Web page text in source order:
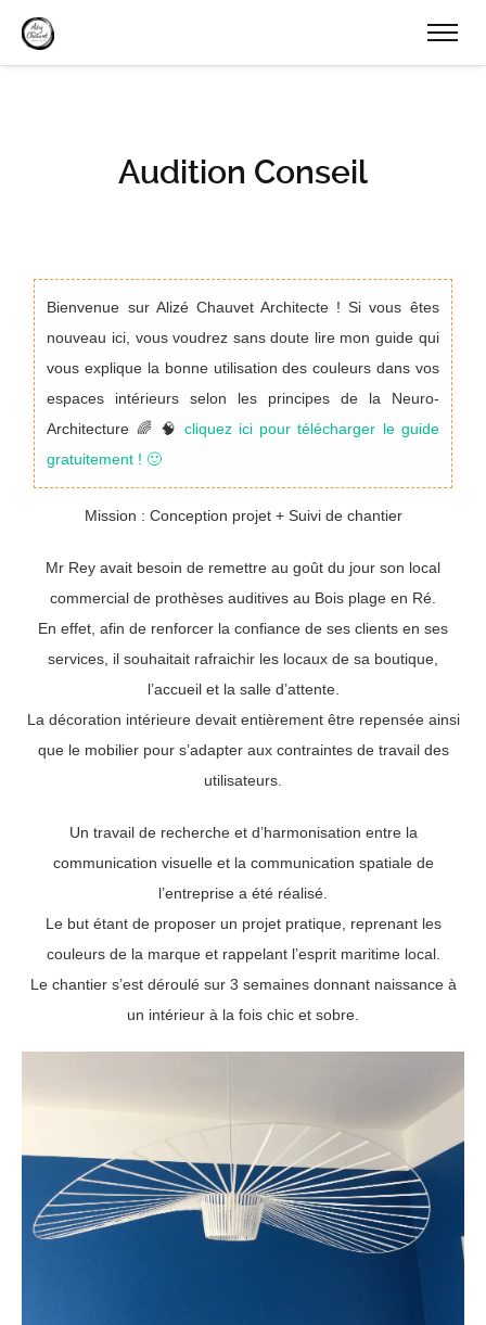
Audition Conseil
Bienvenue sur Alizé Chauvet Architecte ! Si vous êtes
nouveau ici, vous voudrez sans doute lire mon guide qui
vous explique la bonne utilisation des couleurs dans vos
espaces intérieurs selon les principes de la Neuro-
Architecture 🌈 🧠 cliquez ici pour télécharger le guide
gratuitement ! 🙂
Mission : Conception projet + Suivi de chantier
Mr Rey avait besoin de remettre au goût du jour son local
commercial de prothèses auditives au Bois plage en Ré.
En effet, afin de renforcer la confiance de ses clients en ses
services, il souhaitait rafraichir les locaux de sa boutique,
l’accueil et la salle d’attente.
La décoration intérieure devait entièrement être repensée ainsi
que le mobilier pour s’adapter aux contraintes de travail des
utilisateurs.
Un travail de recherche et d’harmonisation entre la
communication visuelle et la communication spatiale de
l’entreprise a été réalisé.
Le but étant de proposer un projet pratique, reprenant les
couleurs de la marque et rappelant l’esprit maritime local.
Le chantier s’est déroulé sur 3 semaines donnant naissance à
un intérieur à la fois chic et sobre.